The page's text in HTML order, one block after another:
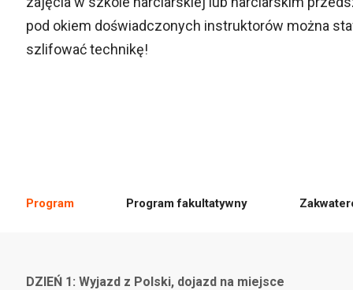
pod okiem doświadczonych instruktorów można
szlifować technikę!
Program Program fakultatywny
DZIEŃ 1: Wyjazd z Polski, dojazd na miejsce